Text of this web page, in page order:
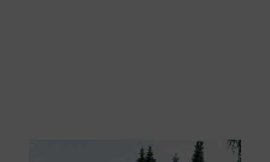
Groenblijvende bomen zijn het hele jaar door een lust voor het oog.